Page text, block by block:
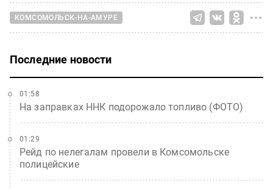
КОМСОМОЛЬСК-НА-АМУРЕ
Последние новости
На заправках ННК подорожало топливо (ФОТО)
01:58
Рейд по нелегалам провели в Комсомольске
полицейские
01:29